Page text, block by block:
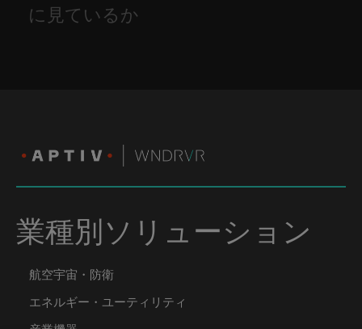
に見ているか
業種別ソリューション
航空宇宙・防衛
エネルギー・ユーティリティ